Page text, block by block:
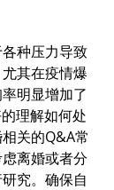
种压力导致
其在疫情爆
明显增加了
理解如何处
关的Q&A常
离婚或者分
究。确保自